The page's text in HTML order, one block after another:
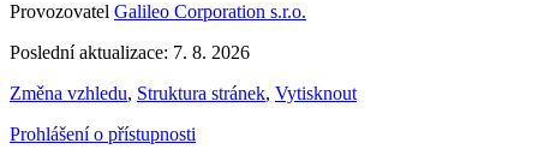
Provozovatel Galileo Corporation s.r.o.
Poslední aktualizace: 7. 8. 2026
Změna vzhledu, Struktura stránek, Vytisknout
Prohlášení o přístupnosti